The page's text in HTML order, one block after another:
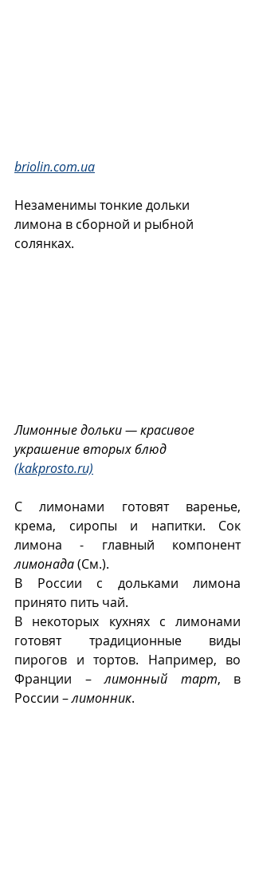
briolin.com.ua
Незаменимы тонкие дольки
лимона в сборной и рыбной
солянках.
Лимонные дольки — красивое
украшение вторых блюд
(kakprosto.ru)
С лимонами готовят варенье,
крема, сиропы и напитки. Сок
лимона - главный компонент
лимонада (См.).
В России с дольками лимона
принято пить чай.
В некоторых кухнях с лимонами
готовят традиционные виды
пирогов и тортов. Например, во
Франции – лимонный тарт, в
России – лимонник.